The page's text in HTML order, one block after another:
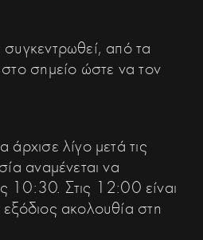
από τα
σημείο ώστε να τον
λίγο μετά τις
αναμένεται να
10:30. Στις 12:00 είναι
ακολουθία στη